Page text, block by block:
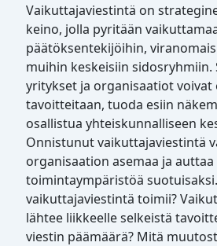
Vaikuttajaviestintä on
keino, jolla pyritään
päätöksentekijöihin,
muihin keskeisiin sidosryhmiin.
yritykset ja organisaatiot voivat
tavoitteitaan, tuoda esiin
osallistua yhteiskunnalliseen
Onnistunut vaikuttajaviestintä
organisaation asemaa ja
toimintaympäristöä
vaikuttajaviestintä toimii?
lähtee liikkeelle selkeistä
viestin päämäärä? Mitä